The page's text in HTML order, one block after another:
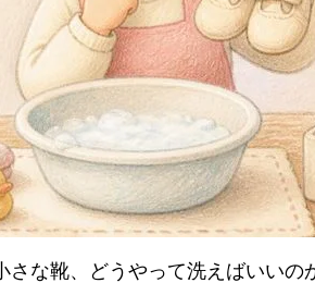
さな靴、どうやって洗えばいいの